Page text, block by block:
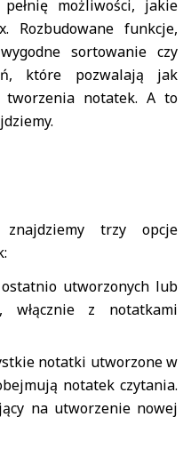
możliwości, jakie
Rozbudowane funkcje,
sortowanie czy
które pozwalają jak
tworzenia notatek. A to
trzy opcje
utworzonych lub
włącznie z notatkami
notatki utworzone w
notatek czytania.
na utworzenie nowej